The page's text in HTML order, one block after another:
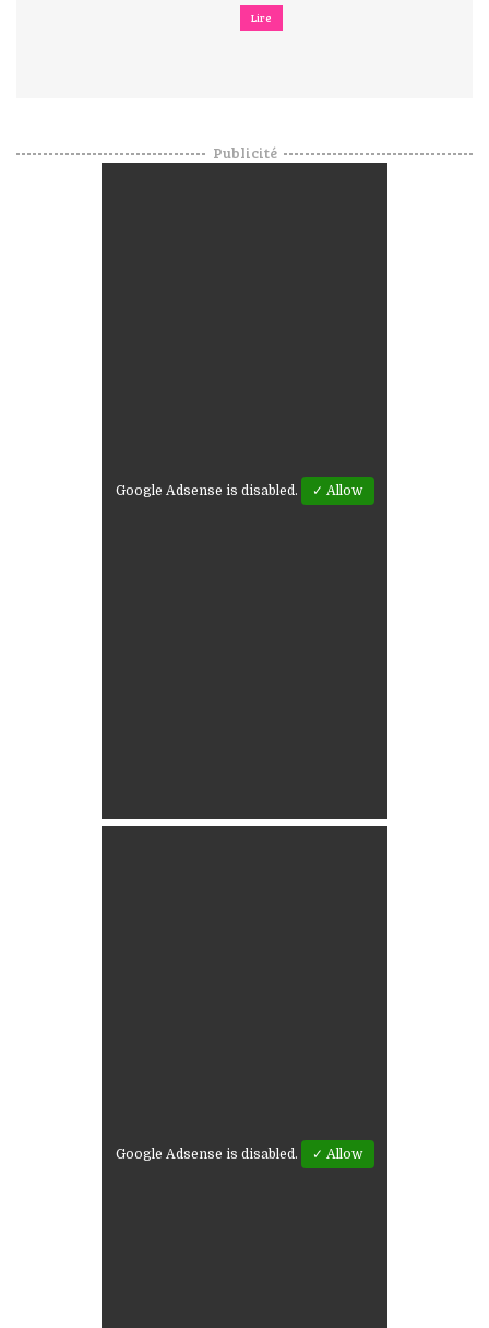
Lire
Publicité
Google Adsense is disabled. ✓ Allow
Google Adsense is disabled. ✓ Allow